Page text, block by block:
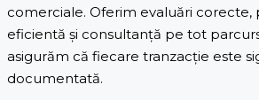
comerciale. Oferim evaluări corecte,
eficientă și consultanță pe tot
asigurăm că fiecare tranzacție este
documentată.